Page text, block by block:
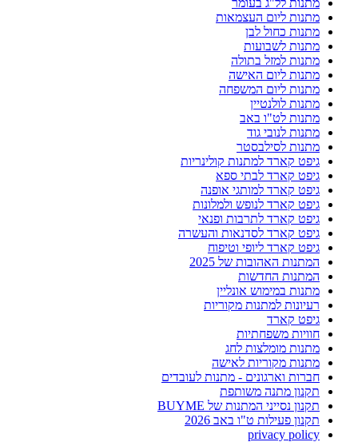
מתנות לל"ג בעומר
מתנות ליום העצמאות
מתנות כחול לבן
מתנות לשבועות
מתנות למזל בתולה
מתנות ליום האישה
מתנות ליום המשפחה
מתנות לולנטיין
מתנות לט"ו באב
מתנות לנובי גוד
מתנות לסילבסטר
גיפט קארד למתנות קולינריות
גיפט קארד לבתי ספא
גיפט קארד למותגי אופנה
גיפט קארד לנופש ולמלונות
גיפט קארד לתרבות ופנאי
גיפט קארד לסדנאות והעשרה
גיפט קארד ליופי וטיפוח
המתנות האהובות של 2025
המתנות החדשות
מתנות במימוש אונליין
רעיונות למתנות מקוריות
גיפט קארד
חוויות משפחתיות
מתנות מומלצות לחג
מתנות מקוריות לאישה
חברות וארגונים - מתנות לעובדים
תקנון מתנה משותפת
תקנון נסייני המתנות של BUYME
תקנון פעילות ט"ו באב 2026
privacy policy